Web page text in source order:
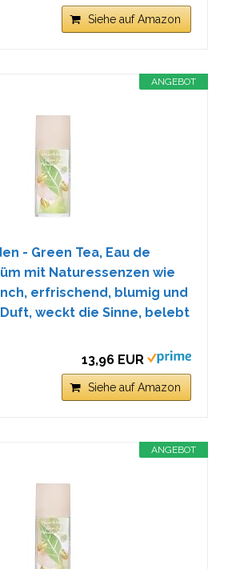
Siehe auf Amazon
ANGEBOT
- Green Tea, Eau de
mit Naturessenzen wie
erfrischend, blumig und
weckt die Sinne, belebt
13,96 EUR
Siehe auf Amazon
ANGEBOT